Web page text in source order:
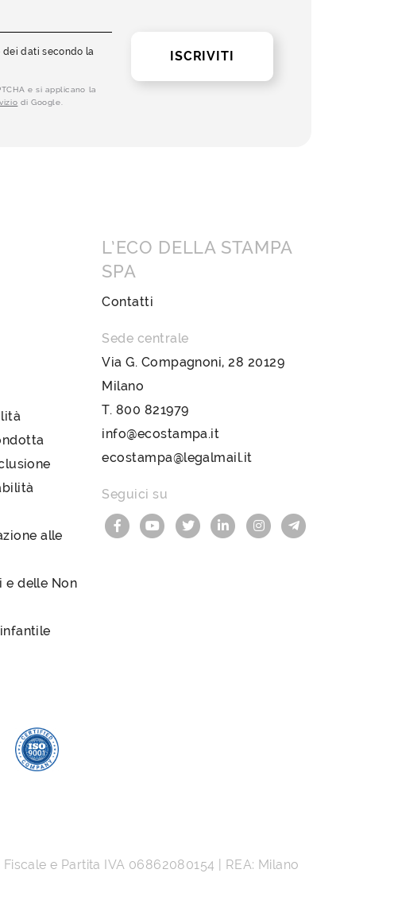
dei dati secondo la
e si applicano la
di Google.
ISCRIVITI
alle
e delle Non
L’ECO DELLA STAMPA
SPA
Contatti
Sede centrale
Via G. Compagnoni, 28 20129
Milano
T. 800 821979
info@ecostampa.it
ecostampa@legalmail.it
Seguici su
e Partita IVA 06862080154 | REA: Milano